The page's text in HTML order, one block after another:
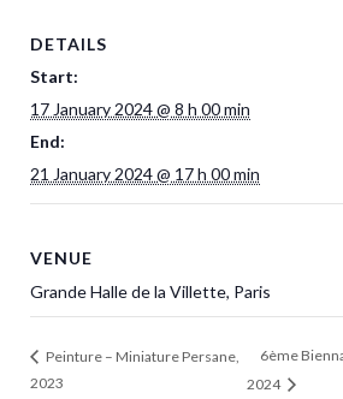
DETAILS
Start:
17 January 2024 @ 8 h 00 min
End:
21 January 2024 @ 17 h 00 min
VENUE
Grande Halle de la Villette, Paris
Peinture – Miniature Persane,
2023
6ème
2024